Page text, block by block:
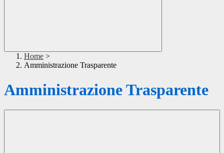
Home >
Amministrazione Trasparente
Amministrazione Trasparente